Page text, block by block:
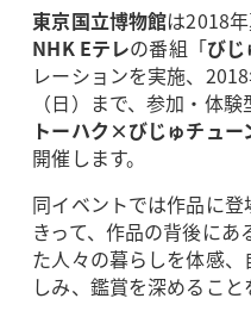
東京国立博物館は2018
NHK Eテレの番組「びじ
レーションを実施、
（日）まで、参加・体
トーハク×びじゅチュ
開催します。
同イベントでは作品に
きって、作品の背後に
た人々の暮らしを体感
しみ、鑑賞を深めること